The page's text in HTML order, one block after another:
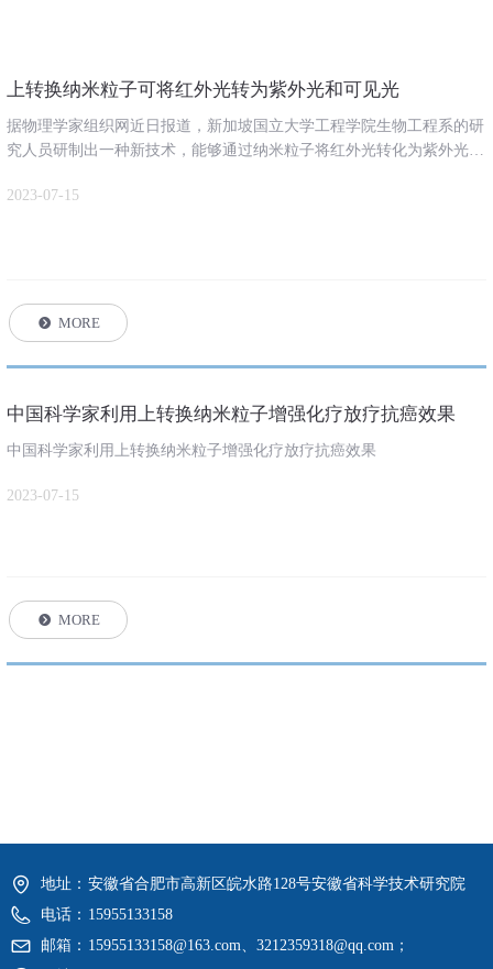
뀹 MORE
上转换纳米粒子可将红外光转为紫外光和可见光
据物理学家组织网近日报道，新加坡国立大学工程学院生物工程系的研
究人员研制出一种新技术，能够通过纳米粒子将红外光转化为紫外光和
制肿瘤生长，控制其基因表达，是世界上首个使用纳米粒子治疗深层肿
2023-07-15
뀹 MORE
中国科学家利用上转换纳米粒子增强化疗放疗抗癌效果
中国科学家利用上转换纳米粒子增强化疗放疗抗癌效果
2023-07-15
地址： 安徽省合肥市高新区皖水路128号安徽省科学技术研究院
电话： 15955133158
邮箱： 15955133158@163.com、3212359318@qq.com；